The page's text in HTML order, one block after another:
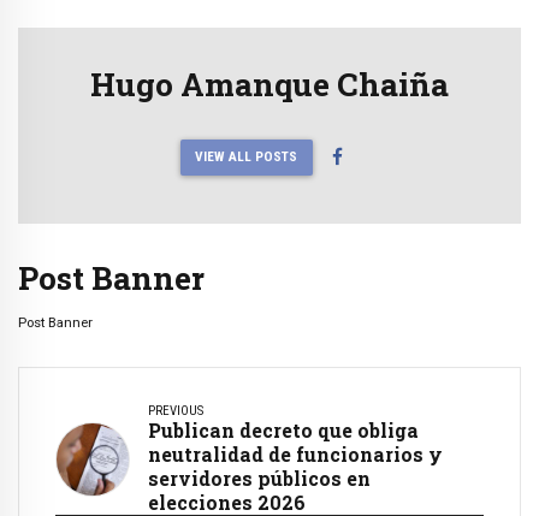
Hugo Amanque Chaiña
VIEW ALL POSTS
Post Banner
Post Banner
PREVIOUS
Publican decreto que obliga
neutralidad de funcionarios y
servidores públicos en
elecciones 2026